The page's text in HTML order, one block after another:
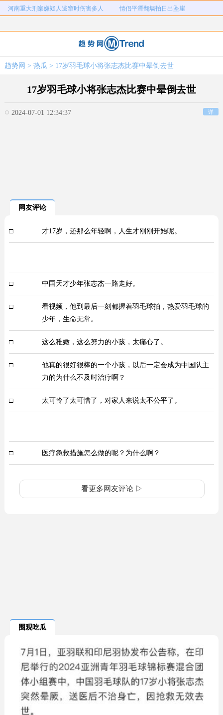
河南重大刑案嫌疑人逃窜时伤害多人 情侣平潭翻墙拍日出坠崖
河南三支一扶考试存在规模性组织作 1岁宝宝碰坏纸巾盒三亚酒店索赔924
26岁女儿谈47岁妈妈突然产女 儿子举报身价上亿父亲说家已破碎
趋势网 > 热瓜 > 17岁羽毛球小将张志杰比赛中晕倒去世
17岁羽毛球小将张志杰比赛中晕倒去世
2024-07-01 12:34:37 详
网友评论
□ 才17岁，还那么年轻啊，人生才刚刚开始呢。
□ 中国天才少年张志杰一路走好。
□
看视频，他到最后一刻都握着羽毛球拍，热爱羽毛球的
少年，生命无常。
□ 这么稚嫩，这么努力的小孩，太痛心了。
□
他真的很好很棒的一个小孩，以后一定会成为中国队主
力的为什么不及时治疗啊？ ​
□ 太可怜了太可惜了，对家人来说太不公平了。
□ 医疗急救措施怎么做的呢？为什么啊？ ​
看更多网友评论 ▷
围观吃瓜